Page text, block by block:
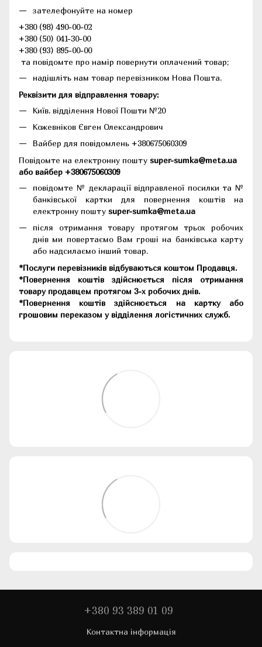
зателефонуйте на номер
+380 (98) 490-00-02
+380 (50) 041-30-00
+380 (93) 895-00-00
та повідомте про намір повернути оплачений товар;
надішліть нам товар перевізником Нова Пошта.
Реквізити для відправлення товару:
Київ, відділення Нової Пошти №20
Кожевніков Євген Олександрович
Вайбер для повідомлень +380675060309
Повідомте на електронну пошту super-sumka@meta.ua
або вайбер +380675060309
повідомте № декларації відправленої посилки та №
банківської картки для повернення коштів на
електронну пошту super-sumka@meta.ua
після отримання товару протягом трьох робочих
днів ми повертаємо Вам гроші на банківська карту
або надсилаємо інший товар.
*Послуги перевізників відбуваються коштом Продавця.
*Повернення коштів здійснюється після отримання
товару продавцем протягом 3-х робочих днів.
*Повернення коштів здійснюється на картку або
грошовим переказом у відділення логістичних служб.
+380 93 389 01 09
Контактна інформація